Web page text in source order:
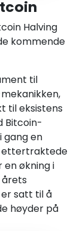
Halving
kommende
til
til eksistens
Bitcoin-
gang en
ettertraktede
økning i
satt til å
høyder på